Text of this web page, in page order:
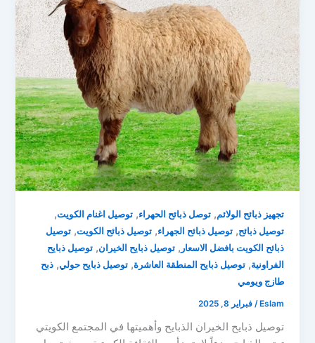
تجهيز ذبائح الولائم,توصل ذبائح الحهراء,توصيل اغنام الكويت,
توصيل ذبائح,توصيل ذبائح الجهراء,توصيل ذبائح الكويت,توصيل
ذبائح الكويت بافضل الاسعار ,توصيل ذبايح الخيران,توصيل ذبايح
الفراونية,توصيل ذبايح المنطقة العاشرة,توصيل ذبايح حولي,ذبح
طازج ويومي
Eslam
/فبراير 8, 2025
توصيل ذبايح الخيران الذبايح وأهميتها في المجتمع الكويتي